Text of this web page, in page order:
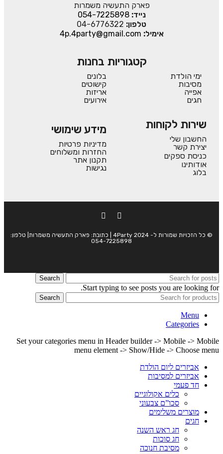
פארק התעשיה משמרות
נייד:054-7225898
טלפון: 04-6776322
אימיל: 4p.4party@gmail.com
קטגוריות בחנות
ימי הולדת
מסיבות
אפייה
חגים
בלונים
קישוטים
אריזות
אירועים
שירות לקוחות
החשבון שלי
יצירת קשר
כניסת ספקים
אודותינו
בלוג
מידע שימושי
מדיניות פרטיות
החזרות ומשלוחים
תקנון אתר
נגישות
© כל הזכויות שמורות ל- 4Party 2024 | כתובת: פארק התעשיה משמרות| טלפון:
054-7225898
Search
Start typing to see posts you are looking for.
Search
Menu
Categories
Set your categories menu in Header builder -> Mobile -> Mobile
menu element -> Show/Hide -> Choose menu
אביזרים ליום הולדת
אביזרים למסיבות
חד פעמי
כלים אקולוגיים
סכו”ם צבעוני
מוצרים משלימים
חגים
חג ראש השנה
חג סוכות
מסיבת חנוכה